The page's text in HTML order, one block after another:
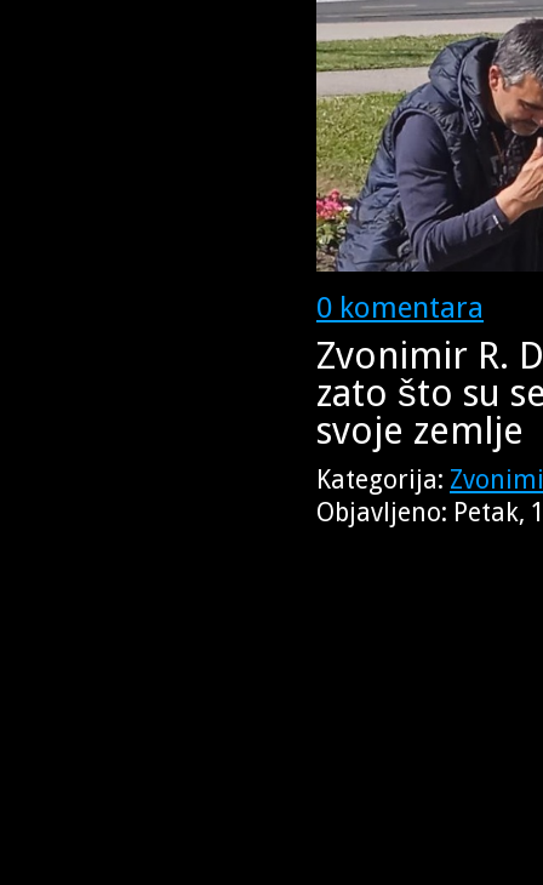
0 komentara
Zvonimir R.
zato što su
svoje zemlje
Kategorija:
Objavljeno: Petak,